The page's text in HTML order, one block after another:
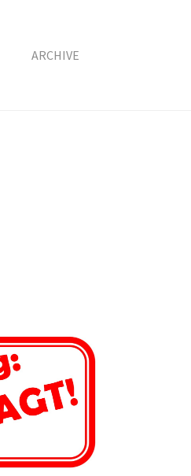
ARCHIVE